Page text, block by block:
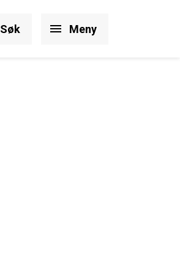
Søk menu Meny